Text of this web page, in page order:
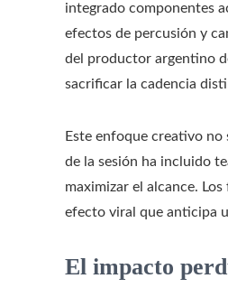
integrado componentes
efectos de percusión y
del productor argentino
sacrificar la cadencia
Este enfoque creativo
de la sesión ha incluido
maximizar el alcance.
efecto viral que anticipa
El impacto